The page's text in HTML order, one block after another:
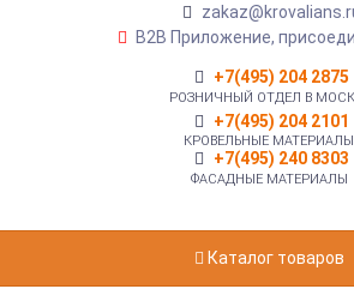
B2B Приложение,
+7(495) 204 2875
РОЗНИЧНЫЙ ОТДЕЛ В
+7(495) 204 2101
КРОВЕЛЬНЫЕ МАТЕРИАЛЫ
+7(495) 240 8303
ФАСАДНЫЕ МАТЕРИАЛЫ
Каталог товаров